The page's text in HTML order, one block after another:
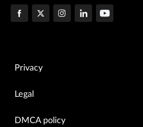
Privacy
Legal
DMCA policy